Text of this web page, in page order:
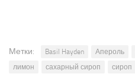
Метки: Basil Hayden Апероль
лимон
сахарный сироп сироп